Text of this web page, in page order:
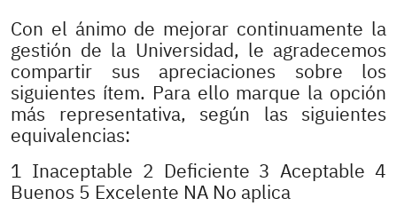
Con el ánimo de mejorar continuamente la
gestión de la Universidad, le agradecemos
compartir sus apreciaciones sobre los
siguientes ítem. Para ello marque la opción
más representativa, según las siguientes
equivalencias:
1 Inaceptable 2 Deficiente 3 Aceptable 4
Buenos 5 Excelente NA No aplica